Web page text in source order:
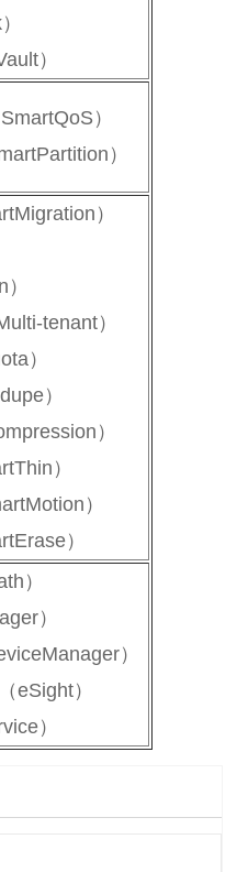
）
）
SmartQoS）
）
）
tenant）
）
）
）
）
）
）
）
）
）
eSight）
）